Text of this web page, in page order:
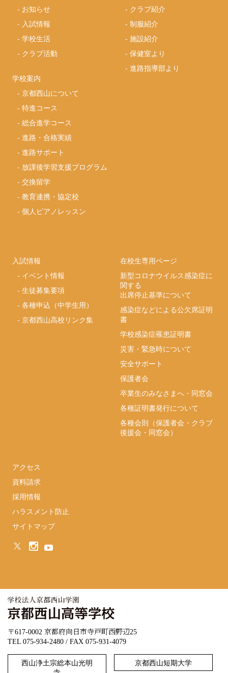
- お知らせ
- 入試情報
-学校生活
- クラブ活動
学校案内
-京都西山について
-特進コース
-総合進学コース
-進路・合格実績
-進路サポート
- 放課後学習支援プログラム
-交換留学
-教育連携・協定校
-個人ピアノレッスン
- クラブ紹介
-制服紹介
-施設紹介
-保健室より
-進路指導部より
入試情報
- イベント情報
-生徒募集要項
-各種申込（中学生用）
-京都西山高校リンク集
在校生専用ページ
新型コロナウイルス感染症に
関する
出席停止基準について
感染症などによる公欠席証明
書
学校感染症罹患証明書
災害・緊急時について
安全サポート
保護者会
卒業生のみなさまへ・同窓会
各種証明書発行について
各種会則（保護者会・クラブ
後援会・同窓会）
アクセス
資料請求
採用情報
ハラスメント防止
サイトマップ
〒617-0002 京都府向日市寺戸町西野辺25
TEL 075-934-2480 / FAX 075-931-4079
西山浄土宗総本山光明
京都西山短期大学